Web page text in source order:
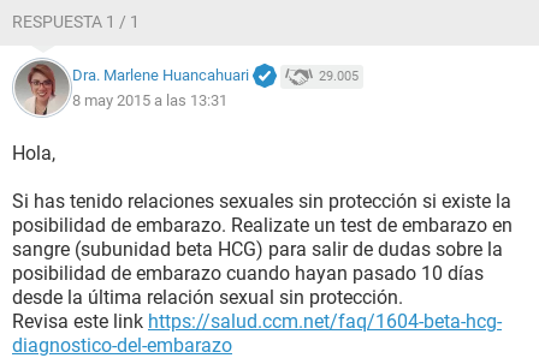
RESPUESTA 1 / 1
Dra. Marlene Huancahuari 29.005
8 may 2015 a las 13:31
Hola,
Si has tenido relaciones sexuales sin protección si existe la
posibilidad de embarazo. Realizate un test de embarazo en
sangre (subunidad beta HCG) para salir de dudas sobre la
posibilidad de embarazo cuando hayan pasado 10 días
desde la última relación sexual sin protección.
Revisa este link https://salud.ccm.net/faq/1604-beta-hcg-
diagnostico-del-embarazo